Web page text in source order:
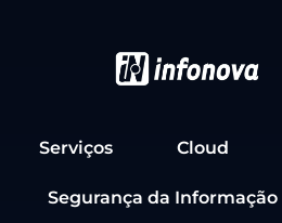
Serviços Cloud
Segurança da Informação